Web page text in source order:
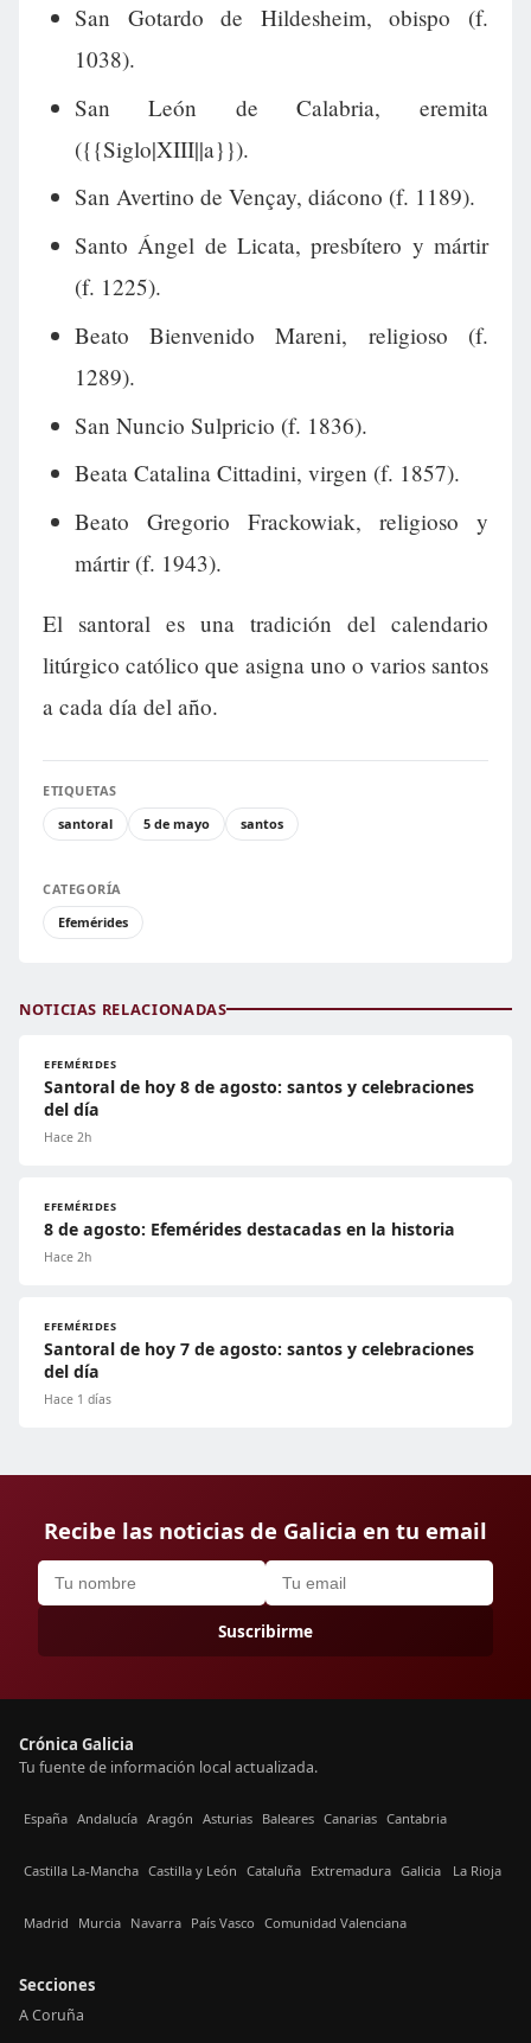
San Gotardo de Hildesheim, obispo (f.
1038).
San León de Calabria, eremita
({{Siglo|XIII||a}}).
San Avertino de Vençay, diácono (f. 1189).
Santo Ángel de Licata, presbítero y mártir
(f. 1225).
Beato Bienvenido Mareni, religioso (f.
1289).
San Nuncio Sulpricio (f. 1836).
Beata Catalina Cittadini, virgen (f. 1857).
Beato Gregorio Frackowiak, religioso y
mártir (f. 1943).
El santoral es una tradición del calendario
litúrgico católico que asigna uno o varios santos
a cada día del año.
ETIQUETAS
santoral
5 de mayo santos
CATEGORÍA
Efemérides
NOTICIAS RELACIONADAS
EFEMÉRIDES
Santoral de hoy 8 de agosto: santos y celebraciones
del día
Hace 2h
EFEMÉRIDES
8 de agosto: Efemérides destacadas en la historia
Hace 2h
EFEMÉRIDES
Santoral de hoy 7 de agosto: santos y celebraciones
del día
Hace 1 días
Recibe las noticias de Galicia en tu email
Suscribirme
Crónica Galicia
Tu fuente de información local actualizada.
España Andalucía Aragón Asturias Baleares Canarias Cantabria
Castilla La-Mancha Castilla y León Cataluña Extremadura Galicia La Rioja
Madrid Murcia Navarra País Vasco Comunidad Valenciana
Secciones
A Coruña